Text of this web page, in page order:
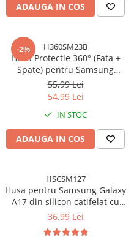
ADAUGA IN COS
-2% H360SM23B
Husa Protectie 360° (Fata +
Spate) pentru Samsung
Galaxy A56 5G, Transparenta
cu Margini Negre - Protectie
55,99 Lei
54,99 Lei
IN STOC
ADAUGA IN COS
HSCSM127
Husa pentru Samsung Galaxy
A17 din silicon catifelat cu
interior din microfibra si
36,99 Lei